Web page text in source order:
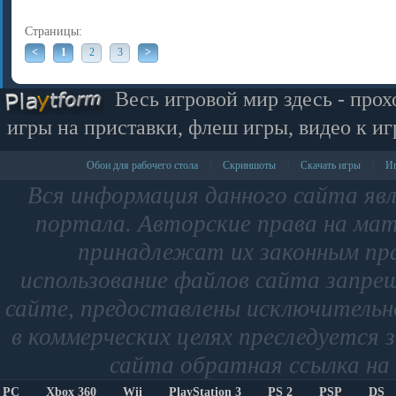
Страницы:
< 1 2 3 >
Весь игровой мир здесь -
игры на приставки, флеш игры, видео к
Обои для рабочего стола Скриншоты Скачать игры
Вся информация данного сайта
портала. Авторские права на
принадлежат их законным
использование файлов сайта
сайте, предоставлены
в коммерческих целях
сайта обратная ссылка
PC Xbox 360 Wii PlayStation 3 PS 2 PSP DS